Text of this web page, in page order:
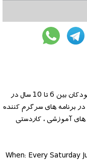
با شرکت در این رویداد که برای خانواده ها و کودکان بین 6 تا 10 سال در
برنامه های سرگرم کننده
های آموزشی ، کاردستی
When: Every Saturday